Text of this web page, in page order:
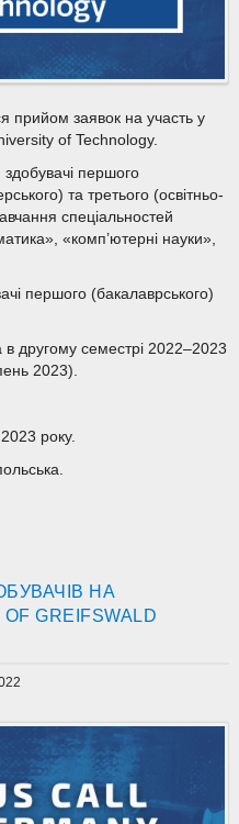
прийом заявок на участь у
of Technology.
здобувачі першого
та третього (освітньо-
спеціальностей
«комп’ютерні науки»,
першого (бакалаврського)
в другому семестрі 2022–2023
2023).
року.
НА
GREIFSWALD